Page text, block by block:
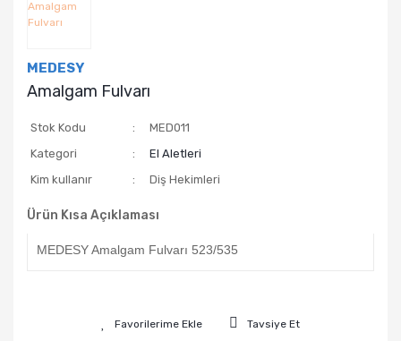
MEDESY
Amalgam Fulvarı
Stok Kodu
MED011
Kategori
El Aletleri
Kim kullanır
Diş Hekimleri
Ürün Kısa Açıklaması
MEDESY Amalgam Fulvarı 523/535
Tavsiye Et